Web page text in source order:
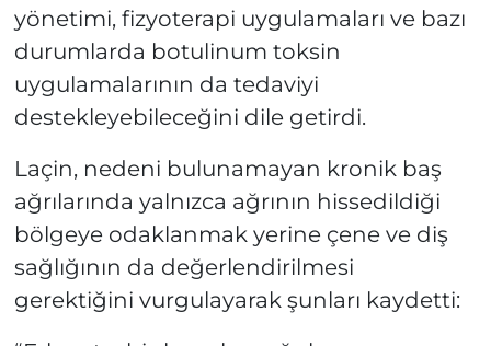
yönetimi, fizyoterapi uygulamaları ve bazı
durumlarda botulinum toksin
uygulamalarının da tedaviyi
destekleyebileceğini dile getirdi.
Laçin, nedeni bulunamayan kronik baş
ağrılarında yalnızca ağrının hissedildiği
bölgeye odaklanmak yerine çene ve diş
sağlığının da değerlendirilmesi
gerektiğini vurgulayarak şunları kaydetti: